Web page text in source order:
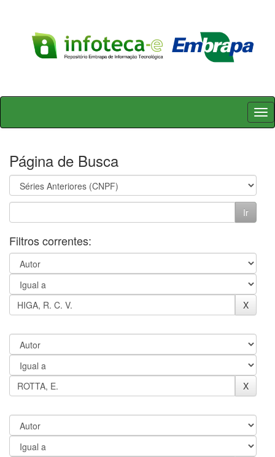
Skip
Página de Busca
Filtros correntes: